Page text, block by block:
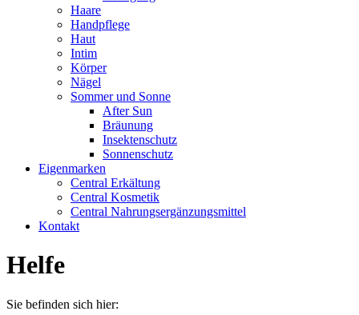
Haare
Handpflege
Haut
Intim
Körper
Nägel
Sommer und Sonne
After Sun
Bräunung
Insektenschutz
Sonnenschutz
Eigenmarken
Central Erkältung
Central Kosmetik
Central Nahrungsergänzungsmittel
Kontakt
Helfe
Sie befinden sich hier: